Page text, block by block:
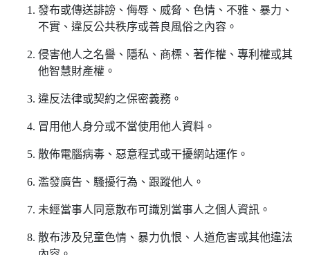
發布或傳送誹謗、侮辱、威脅、色情、不雅、暴力、
不實、違反公共秩序或善良風俗之內容。
侵害他人之名譽、隱私、商標、著作權、專利權或其
他智慧財產權。
違反法律或契約之保密義務。
冒用他人身分或不當使用他人資料。
散佈電腦病毒、惡意程式或干擾網站運作。
濫發廣告、騷擾行為、跟蹤他人。
未經當事人同意散布可識別當事人之個人資訊。
散布涉及兒童色情、暴力仇恨、人道危害或其他違法